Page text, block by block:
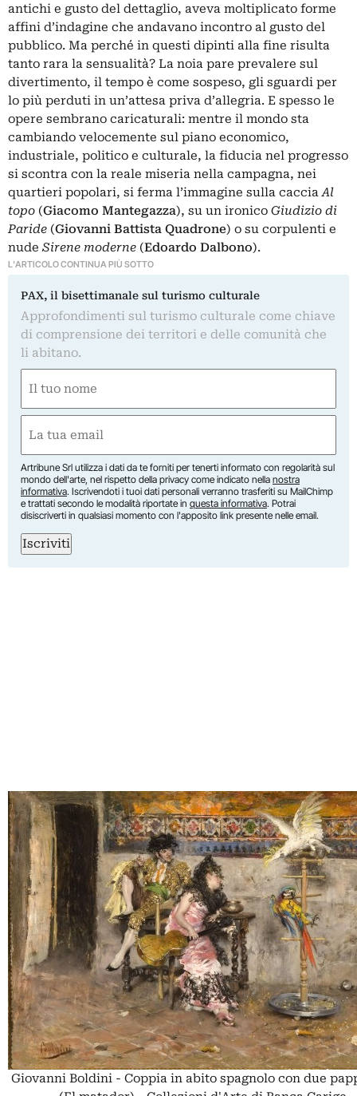
antichi e gusto del dettaglio, aveva moltiplicato forme
affini d’indagine che andavano incontro al gusto del
pubblico. Ma perché in questi dipinti alla fine risulta
tanto rara la sensualità? La noia pare prevalere sul
divertimento, il tempo è come sospeso, gli sguardi per
lo più perduti in un’attesa priva d’allegria. E spesso le
opere sembrano caricaturali: mentre il mondo sta
cambiando velocemente sul piano economico,
industriale, politico e culturale, la fiducia nel progresso
si scontra con la reale miseria nella campagna, nei
quartieri popolari, si ferma l’immagine sulla cacciaAl
topo (Giacomo Mantegazza), su un ironico Giudizio di
Paride (Giovanni Battista Quadrone) o su corpulenti e
nude Sirene moderne (Edoardo Dalbono).
L'ARTICOLO CONTINUA PIÙ SOTTO
PAX, il bisettimanale sul turismo culturale
Approfondimenti sul turismo culturale come chiave
di comprensione dei territori e delle comunità che
li abitano.
(Obbligatorio)
Nome
(Obbligatorio)
Artribune Srl utilizza i dati da te forniti per tenerti informato con regolarità sul
mondo dell'arte, nel rispetto della privacy come indicato nella nostra
informativa. Iscrivendoti i tuoi dati personali verranno trasferiti su MailChimp
e trattati secondo le modalità riportate in questa informativa. Potrai
disiscriverti in qualsiasi momento con l'apposito link presente nelle email.
Iscriviti
Giovanni Boldini - Coppia in abito spagnolo con due